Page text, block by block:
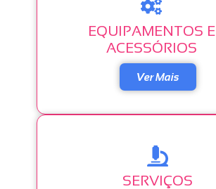
EQUIPAMENTOS E
ACESSÓRIOS
Ver Mais
SERVIÇOS